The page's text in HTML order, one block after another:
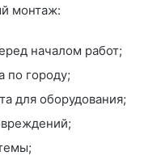
монтаж:
началом работ;
по городу;
для оборудования;